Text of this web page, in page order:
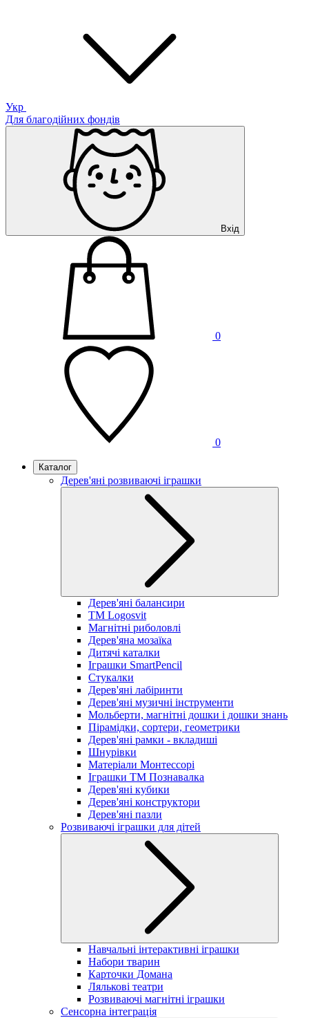
Укр
Для благодійних фондів
Вхід
0
0
Каталог
Дерев'яні розвиваючі іграшки
Дерев'яні балансири
TM Logosvit
Магнітні риболовлі
Дерев'яна мозаїка
Дитячі каталки
Іграшки SmartPencil
Стукалки
Дерев'яні лабіринти
Дерев'яні музичні інструменти
Мольберти, магнітні дошки і дошки знань
Пірамідки, сортери, геометрики
Дерев'яні рамки - вкладиші
Шнурівки
Матеріали Монтессорі
Іграшки ТМ Познавалка
Дерев'яні кубики
Дерев'яні конструктори
Дерев'яні пазли
Розвиваючі іграшки для дітей
Навчальні інтерактивні іграшки
Набори тварин
Карточки Домана
Лялькові театри
Розвиваючі магнітні іграшки
Сенсорна інтеграція